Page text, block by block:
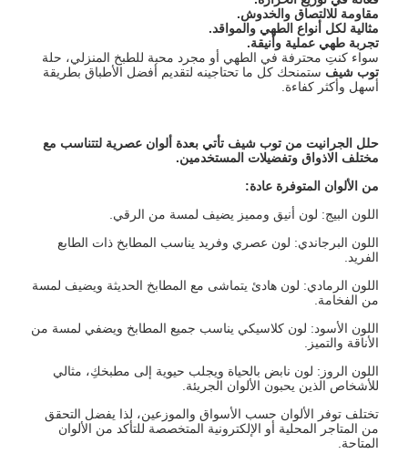
مقاومة للالتصاق والخدوش.
مثالية لكل أنواع الطهي والمواقد.
تجربة طهي عملية وأنيقة.
سواء كنتِ محترفة في الطهي أو مجرد محبة للطبخ المنزلي، حلة
توب شيف ستمنحك كل ما تحتاجينه لتقديم أفضل الأطباق بطريقة
أسهل وأكثر كفاءة.
حلل الجرانيت من توب شيف تأتي بعدة ألوان عصرية لتتناسب مع
مختلف الاذواق وتفضيلات المستخدمين.
من الألوان المتوفرة عادة:
اللون البيج: لون أنيق ومميز يضيف لمسة من الرقي.
اللون البرجاندي: لون عصري وفريد يناسب المطابخ ذات الطابع
الفريد.
اللون الرمادي: لون هادئ يتماشى مع المطابخ الحديثة ويضيف لمسة
من الفخامة.
اللون الأسود: لون كلاسيكي يناسب جميع المطابخ ويضفي لمسة من
الأناقة والتميز.
اللون الروز: لون نابض بالحياة ويجلب حيوية إلى مطبخكِ، مثالي
للأشخاص الذين يحبون الألوان الجريئة.
تختلف توفر الألوان حسب الأسواق والموزعين، لذا يفضل التحقق
من المتاجر المحلية أو الإلكترونية المتخصصة للتأكد من الألوان
المتاحة.